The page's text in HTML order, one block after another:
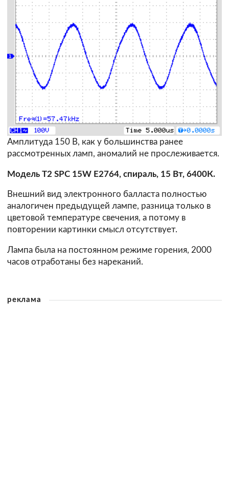
Амплитуда 150 В, как у большинства ранее
рассмотренных ламп, аномалий не прослеживается.
Модель T2 SPC 15W E2764, спираль, 15 Вт, 6400К.
Внешний вид электронного балласта полностью
аналогичен предыдущей лампе, разница только в
цветовой температуре свечения, а потому в
повторении картинки смысл отсутствует.
Лампа была на постоянном режиме горения, 2000
часов отработаны без нареканий.
реклама